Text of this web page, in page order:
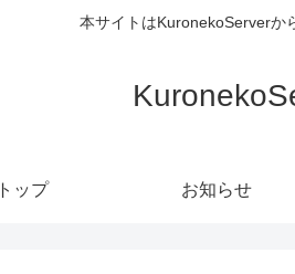
本サイトはKuronekoServerか
トップ お知らせ